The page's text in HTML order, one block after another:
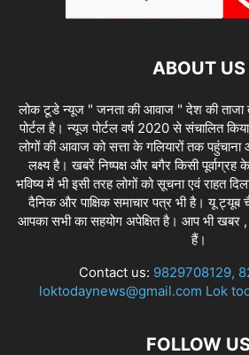
ABOUT US
लोक टूडे न्यूज " जनता की आवाज " देश की ताजा
पोर्टल है। न्यूज पोर्टल वर्ष 2020 से संचालित
लोगों की आवाज को सत्ता के गलियारों तक
लक्ष्य है। खबरें निष्पक्ष और बगैर किसी
भविष्य में भी इसी तरह लोगों को सूचना एवं राहत
दैनिक और पाक्षिक समाचार पत्र भी है। यू ट्यूब
आपका सभी का सहयोग अपेक्षित है। आप भी खबर ,
हैं।
Contact us: 9829708129,
loktodaynews@gmail.com Lok
FOLLOW